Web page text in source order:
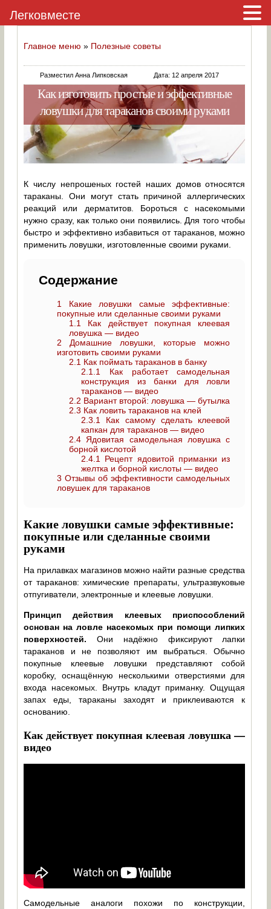
Главное меню » Полезные советы
Разместил Анна Липковская Дата: 12 апреля 2017
Как изготовить простые и эффективные
ловушки для тараканов своими руками
К числу непрошеных гостей наших домов относятся
тараканы. Они могут стать причиной аллергических
реакций или дерматитов. Бороться с насекомыми
нужно сразу, как только они появились. Для того чтобы
быстро и эффективно избавиться от тараканов, можно
применить ловушки, изготовленные своими руками.
Содержание
1
Какие ловушки самые эффективные:
покупные или сделанные своими руками
1.1
Как действует покупная клеевая
ловушка — видео
2 Домашние ловушки, которые можно
изготовить своими руками
2.1 Как поймать тараканов в банку
2.1.1
Как работает самодельная
конструкция из банки для ловли
тараканов — видео
2.2 Вариант второй: ловушка — бутылка
2.3 Как ловить тараканов на клей
2.3.1
Как самому сделать клеевой
капкан для тараканов — видео
2.4 Ядовитая самодельная ловушка с
борной кислотой
2.4.1
Рецепт ядовитой приманки из
желтка и борной кислоты — видео
3 Отзывы об эффективности самодельных
ловушек для тараканов
Какие ловушки самые эффективные:
покупные или сделанные своими
руками
На прилавках магазинов можно найти разные средства
от тараканов: химические препараты, ультразвуковые
отпугиватели, электронные и клеевые ловушки.
Принцип действия клеевых приспособлений
основан на ловле насекомых при помощи липких
поверхностей. Они надёжно фиксируют лапки
тараканов и не позволяют им выбраться. Обычно
покупные клеевые ловушки представляют собой
коробку, оснащённую несколькими отверстиями для
входа насекомых. Внутрь кладут приманку. Ощущая
запах еды, тараканы заходят и приклеиваются к
основанию.
Как действует покупная клеевая ловушка —
видео
Самодельные аналоги похожи по конструкции,
Легковместе